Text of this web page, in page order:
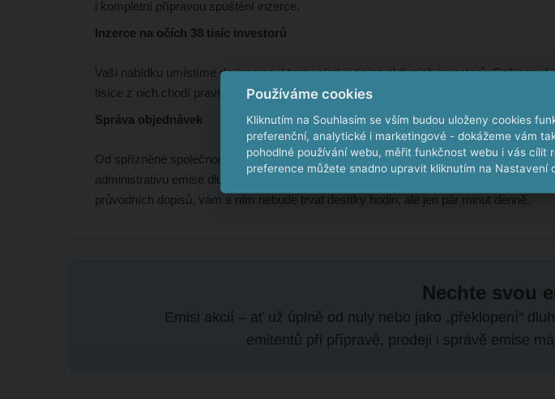
i kompletní přípravou spuštění inzerce.
Inzerce na očích 38 tisíc investorů
Vaši nabídku umístíme do inzerce, kterou sledují tisíce aktivních investorů. Celkem
tisíce z nich chodí pravidelný newsletter.
Správa objednávek
Od spřízněné společnosti Servis pro emitenty s.r.o. si můžete výhodně pronajmout
administrativu emise dluhopisů a akcií na trhu
neexistuje lepší řešení.
Vyhotovení a
průvodních dopisů, vám s ním nebude trvat desítky hodin, ale jen pár minut denně.
Nechte svou
Emisi akcií – ať už úplně od nuly nebo jako „překlopení“
emitentů při přípravě, prodeji i správě emise
Používáme cookies
Kliknutím na Souhlasím se vším budou uloženy cookies
preferenční, analytické i marketingové - dokážeme vám
pohodlné používání webu, měřit funkčnost webu i vás cílit
preference můžete snadno upravit kliknutím na Nastavení